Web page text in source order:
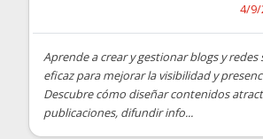
4/9/
Aprende a crear y gestionar blogs y redes
eficaz para mejorar la visibilidad y
Descubre cómo diseñar contenidos
publicaciones, difundir info...